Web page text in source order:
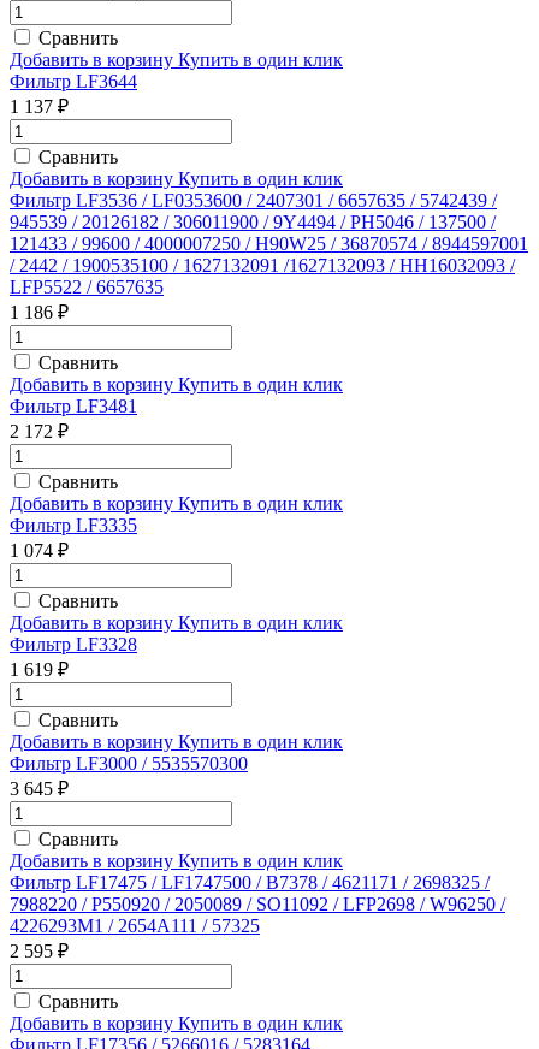
Сравнить
Добавить в корзину Купить в один клик
Фильтр LF3644
1 137 ₽
Сравнить
Добавить в корзину Купить в один клик
Фильтр LF3536 / LF0353600 / 2407301 / 6657635 / 5742439 /
945539 / 20126182 / 306011900 / 9Y4494 / PH5046 / 137500 /
121433 / 99600 / 4000007250 / H90W25 / 36870574 / 8944597001
/ 2442 / 1900535100 / 1627132091 /1627132093 / HH16032093 /
LFP5522 / 6657635
1 186 ₽
Сравнить
Добавить в корзину Купить в один клик
Фильтр LF3481
2 172 ₽
Сравнить
Добавить в корзину Купить в один клик
Фильтр LF3335
1 074 ₽
Сравнить
Добавить в корзину Купить в один клик
Фильтр LF3328
1 619 ₽
Сравнить
Добавить в корзину Купить в один клик
Фильтр LF3000 / 5535570300
3 645 ₽
Сравнить
Добавить в корзину Купить в один клик
Фильтр LF17475 / LF1747500 / B7378 / 4621171 / 2698325 /
7988220 / P550920 / 2050089 / SO11092 / LFP2698 / W96250 /
4226293M1 / 2654A111 / 57325
2 595 ₽
Сравнить
Добавить в корзину Купить в один клик
Фильтр LF17356 / 5266016 / 5283164